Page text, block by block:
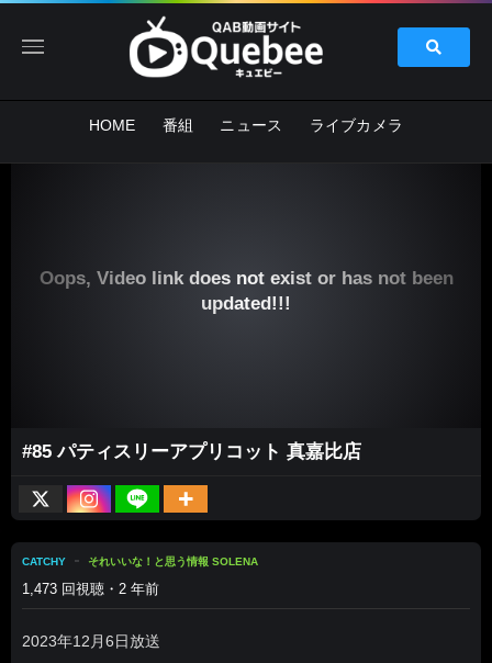
HOME 番組 ニュース ライブカメラ
Oops, Video link does not exist or has not been
updated!!!
#85 パティスリーアプリコット 真嘉比店
CATCHY それいいな！と思う情報 SOLENA
1,473 回視聴・2 年前
2023年12月6日放送